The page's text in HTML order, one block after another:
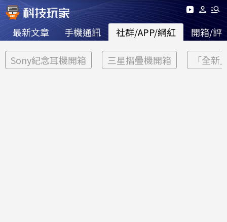
最新文章 手機通訊 社群/APP/網紅 開箱/評
Sony紀念耳機開箱 三星摺疊機開箱 「全新